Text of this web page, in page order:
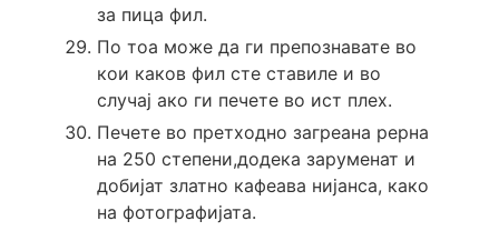
за пица фил.
По тоа може да ги препознавате во
кои каков фил сте ставиле и во
случај ако ги печете во ист плех.
Печете во претходно загреана рерна
на 250 степени,додека заруменат и
добијат златно кафеава нијанса, како
на фотографијата.